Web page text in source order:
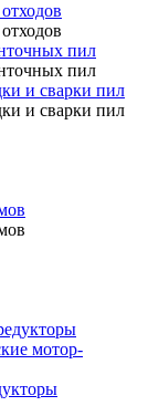
пил
пил
и сварки пил
и сварки пил
мотор-